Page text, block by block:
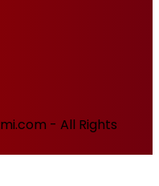
- All Rights